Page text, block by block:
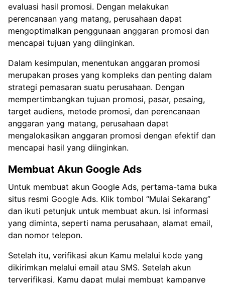
evaluasi hasil promosi. Dengan melakukan
perencanaan yang matang, perusahaan dapat
mengoptimalkan penggunaan anggaran promosi dan
mencapai tujuan yang diinginkan.
Dalam kesimpulan, menentukan anggaran promosi
merupakan proses yang kompleks dan penting dalam
strategi pemasaran suatu perusahaan. Dengan
mempertimbangkan tujuan promosi, pasar, pesaing,
target audiens, metode promosi, dan perencanaan
anggaran yang matang, perusahaan dapat
mengalokasikan anggaran promosi dengan efektif dan
mencapai hasil yang diinginkan.
Membuat Akun Google Ads
Untuk membuat akun Google Ads, pertama-tama buka
situs resmi Google Ads. Klik tombol “Mulai Sekarang”
dan ikuti petunjuk untuk membuat akun. Isi informasi
yang diminta, seperti nama perusahaan, alamat email,
dan nomor telepon.
Setelah itu, verifikasi akun Kamu melalui kode yang
dikirimkan melalui email atau SMS. Setelah akun
terverifikasi, Kamu dapat mulai membuat kampanye